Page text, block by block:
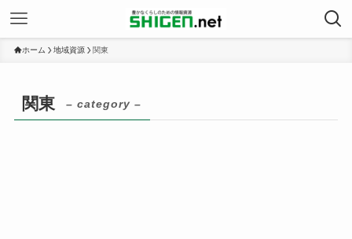
ホーム 地域資源 関東
関東 – category –